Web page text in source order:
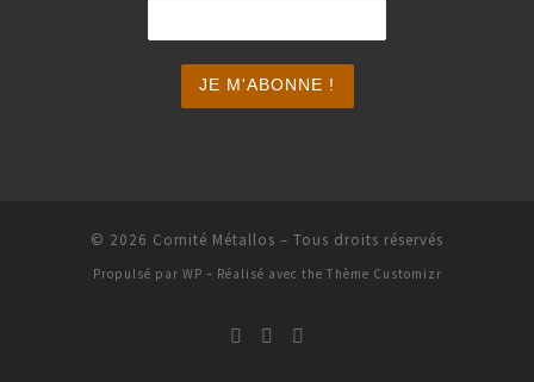
© 2026 Comité Métallos – Tous droits réservés
Propulsé par WP – Réalisé avec the Thème Customizr